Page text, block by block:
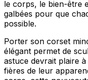
le corps, le bien-être
galbées pour que
possible.
Porter son corset
élégant permet de
astuce devrait plaire
fières de leur